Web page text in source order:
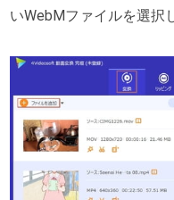
いWebMファイルを選択